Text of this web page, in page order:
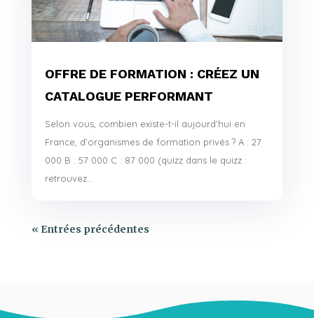
OFFRE DE FORMATION : CRÉEZ UN
CATALOGUE PERFORMANT
Selon vous, combien existe-t-il aujourd’hui en
France, d’organismes de formation privés ? A : 27
000 B : 57 000 C : 87 000 (quizz dans le quizz :
retrouvez...
« Entrées précédentes